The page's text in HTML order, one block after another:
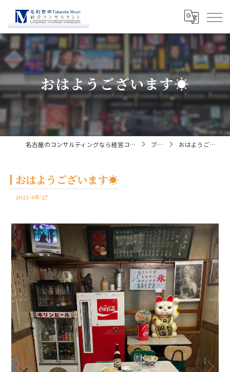
おはようございます☀
名古屋のコンサルティングなら経営コンサルタント毛利京申 ブログ おはようございます☀
おはようございます☀
2023/08/27